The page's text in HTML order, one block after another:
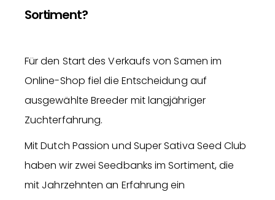
Sortiment?
Für den Start des Verkaufs von Samen im
Online-Shop fiel die Entscheidung auf
ausgewählte Breeder mit langjähriger
Zuchterfahrung.
Mit Dutch Passion und Super Sativa Seed Club
haben wir zwei Seedbanks im Sortiment, die
mit Jahrzehnten an Erfahrung ein